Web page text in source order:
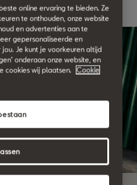
online ervaring te bieden. Ze
te onthouden, onze website
en advertenties aan te
gepersonaliseerde en
Je kunt je voorkeuren altijd
onderaan onze website, en
cookies wij plaatsen.
Cookie